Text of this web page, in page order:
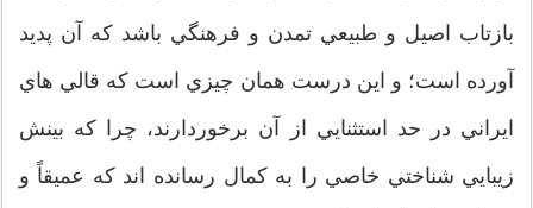
بازتاب اصيل و طبيعي تمدن و فرهنگي باشد كه آن پديد
آورده است؛ و اين درست همان چيزي است كه قالي هاي
ايراني در حد استثنايي از آن برخوردارند، چرا كه بينش
زيبايي شناختي خاصي را به كمال رسانده اند كه عميقاً و